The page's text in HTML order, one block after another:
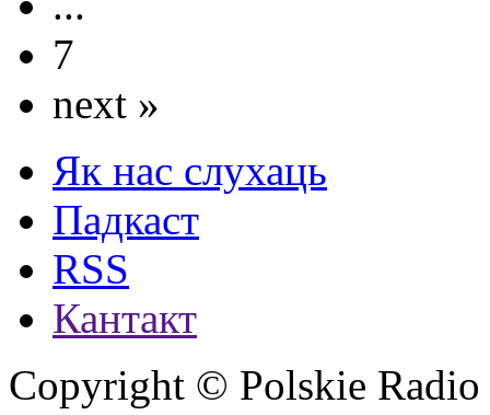
7
next »
Як нас слухаць
Падкаст
RSS
Кантакт
Copyright © Polskie